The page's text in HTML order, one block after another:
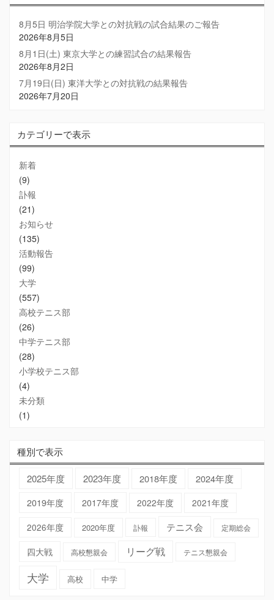
8月5日 明治学院大学との対抗戦の試合結果のご報告
2026年8月5日
8月1日(土) 東京大学との練習試合の結果報告
2026年8月2日
7月19日(日) 東洋大学との対抗戦の結果報告
2026年7月20日
カテゴリーで表示
新着
(9)
訃報
(21)
お知らせ
(135)
活動報告
(99)
大学
(557)
高校テニス部
(26)
中学テニス部
(28)
小学校テニス部
(4)
未分類
(1)
種別で表示
2025年度 2023年度 2018年度 2024年度
2019年度 2017年度 2022年度
2021年度
2026年度
2020年度 訃報 テニス会 定期総会
四大戦 高校懇親会 リーグ戦 テニス懇親会
大学 高校 中学